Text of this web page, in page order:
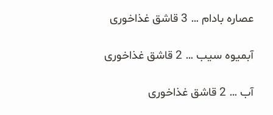
پک سلامتی OAB
کتاب‌های OAB
عصاره بادام … 3 قاشق غذاخوری
آبمیوه سیب … 2 قاشق غذاخوری
آب … 2 قاشق غذاخوری